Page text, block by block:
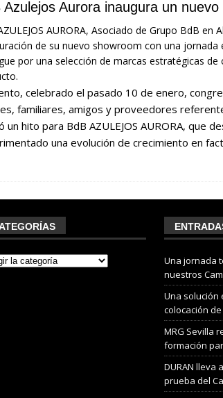
Azulejos Aurora inaugura un
AURORA, Asociado de Grupo BdB en
de su nuevo showroom con una
por una selección de marcas estratégicas
celebrado el pasado 10 de enero,
familiares, amigos y proveedores
un hito para BdB AZULEJOS AURORA, que
una evolución de crecimiento en
Una jornada
nuestros
Una solución
colocación
MRG Sevilla
formación
DURAN lleva
prueba del